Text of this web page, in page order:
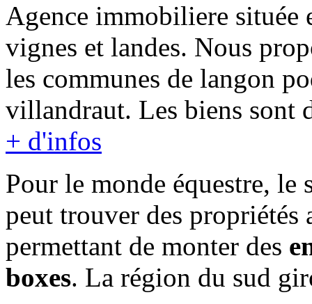
Agence immobiliere située
vignes et landes. Nous
les communes de langon
villandraut. Les biens sont
+ d'infos
Pour le monde équestre, le
peut trouver des propriétés
permettant de monter des
boxes. La région du sud